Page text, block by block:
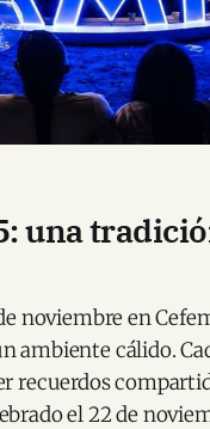
una
noviembre en
ambiente cálido.
recuerdos
el 22 de